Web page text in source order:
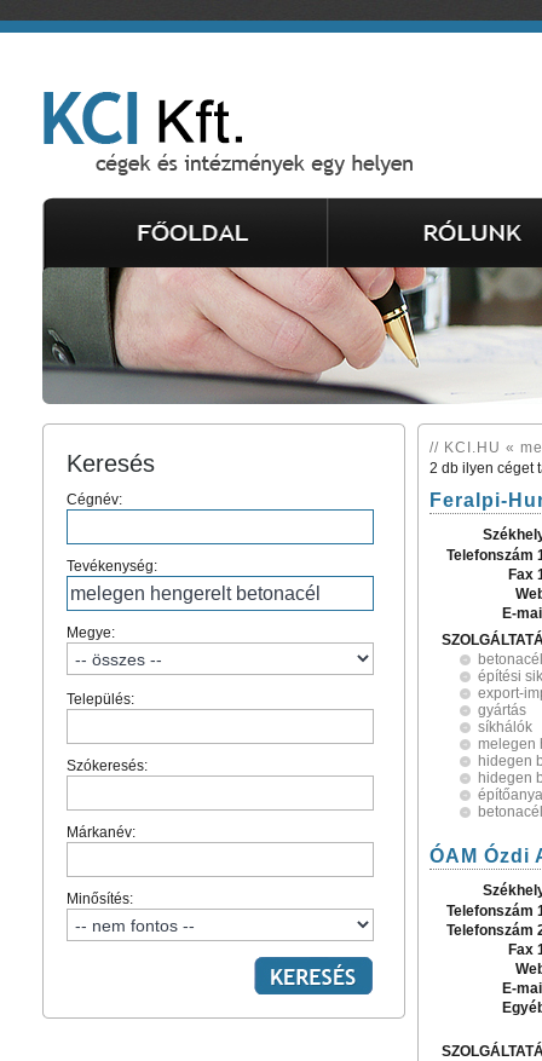
Keresés
Cégnév:
Tevékenység:
Megye:
Település:
Szókeresés:
Márkanév:
Minősítés:
// KCI.HU «
2 db ilyen céget
Feralpi-
Telefonszám
Fax
E-
betonacél
építési
export-
gyártás
síkhálók
melegen
hidegen
hidegen
ÓAM Ózdi
Telefonszám
Telefonszám
Fax
E-